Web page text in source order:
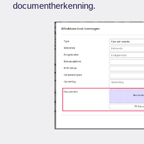
documentherkenning.